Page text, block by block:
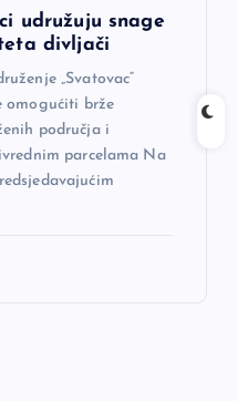
udružuju snage
divljači
„Svatovac“
omogućiti brže
područja i
parcelama Na